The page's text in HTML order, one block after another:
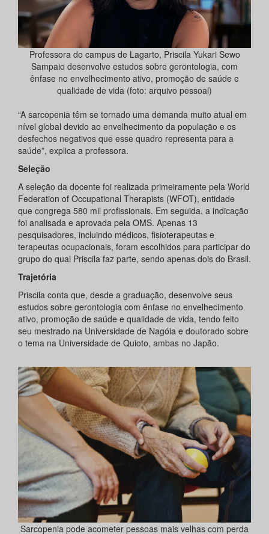
Professora do campus de Lagarto, Priscila Yukari Sewo
Sampaio desenvolve estudos sobre gerontologia, com
ênfase no envelhecimento ativo, promoção de saúde e
qualidade de vida (foto: arquivo pessoal)
“A sarcopenia têm se tornado uma demanda muito atual em
nível global devido ao envelhecimento da população e os
desfechos negativos que esse quadro representa para a
saúde”, explica a professora.
Seleção
A seleção da docente foi realizada primeiramente pela World
Federation of Occupational Therapists (WFOT), entidade
que congrega 580 mil profissionais. Em seguida, a indicação
foi analisada e aprovada pela OMS. Apenas 13
pesquisadores, incluindo médicos, fisioterapeutas e
terapeutas ocupacionais, foram escolhidos para participar do
grupo do qual Priscila faz parte, sendo apenas dois do Brasil.
Trajetória
Priscila conta que, desde a graduação, desenvolve seus
estudos sobre gerontologia com ênfase no envelhecimento
ativo, promoção de saúde e qualidade de vida, tendo feito
seu mestrado na Universidade de Nagóia e doutorado sobre
o tema na Universidade de Quioto, ambas no Japão.
Sarcopenia pode acometer pessoas mais velhas com perda